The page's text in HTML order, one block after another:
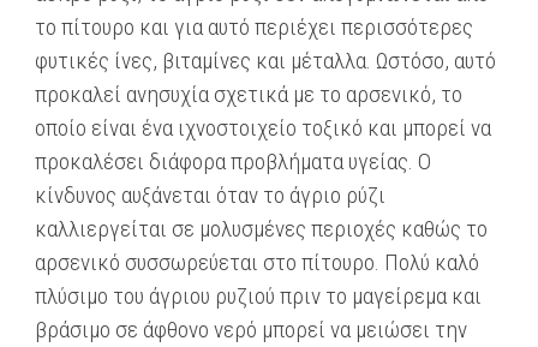
το πίτουρο και για αυτό περιέχει περισσότερες
φυτικές ίνες, βιταμίνες και μέταλλα. Ωστόσο, αυτό
προκαλεί ανησυχία σχετικά με το αρσενικό, το
οποίο είναι ένα ιχνοστοιχείο τοξικό και μπορεί να
προκαλέσει διάφορα προβλήματα υγείας. Ο
κίνδυνος αυξάνεται όταν το άγριο ρύζι
καλλιεργείται σε μολυσμένες περιοχές καθώς το
αρσενικό συσσωρεύεται στο πίτουρο. Πολύ καλό
πλύσιμο του άγριου ρυζιού πριν το μαγείρεμα και
βράσιμο σε άφθονο νερό μπορεί να μειώσει την